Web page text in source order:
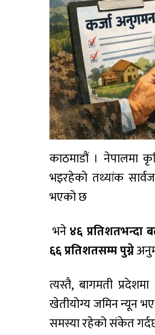
काठमाडौं । नेपालमा
भइरहेको तथ्यांक
भएको छ
भने४६ प्रतिशतभन्दा
६६ प्रतिशतसम्म पुग्ने
त्यस्तै, बागमती
खेतीयोग्य जमिन न्यून
समस्या रहेको संकेत